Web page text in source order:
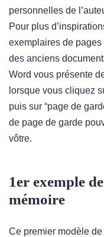
personnelles de
Pour plus
exemplaires de
des anciens
Word vous présente
lorsque vous cliquez
puis sur “page de
de page de garde
vôtre.
1er exemple
mémoire
Ce premier modèle